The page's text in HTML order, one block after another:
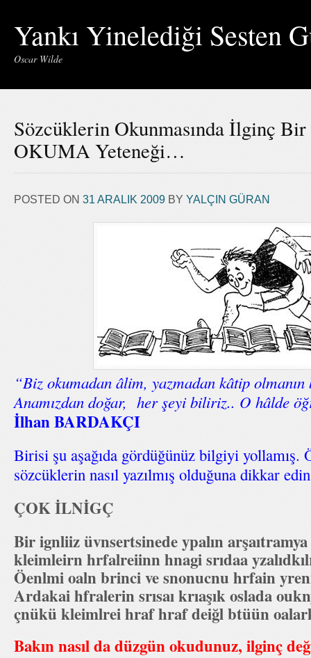
Yankı Yinelediği Sesten
Oscar Wilde
Sözcüklerin Okunmasında İlginç
OKUMA Yeteneği…
POSTED ON 31 ARALIK 2009 BY YALÇIN GÜRAN
“Biz okumadan âlim, yazmadan kâtip olmanın
Anamızdan doğar, her şeyi biliriz.. O hâlde
İlhan BARDAKÇI
Birisi şu aşağıda gördüğünüz bilgiyi yollamış.
sözcüklerin nasıl yazılmış olduğuna dikkar
ÇOK İLNİGÇ
Bir ignliiz üvnsertsinede ypalın
kleimleirn hrfalreiinn hnagi srıdaa
Öenlmi oaln brinci ve snonucnu hrfain
Ardakai hfralerin srısaı krıaşık oslada
çnükü kleimlrei hraf hraf deiğl btüün
Bakın nasıl da düzgün okudunuz, ilginç